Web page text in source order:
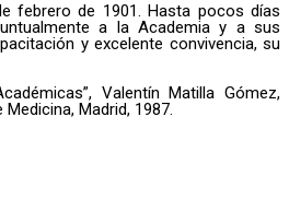
febrero de 1901. Hasta pocos días
a la Academia y a sus
y excelente convivencia, su
Valentín Matilla Gómez,
Madrid, 1987.